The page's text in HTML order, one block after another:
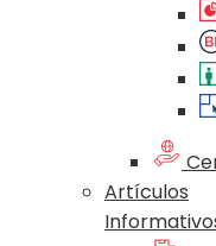
Artículos